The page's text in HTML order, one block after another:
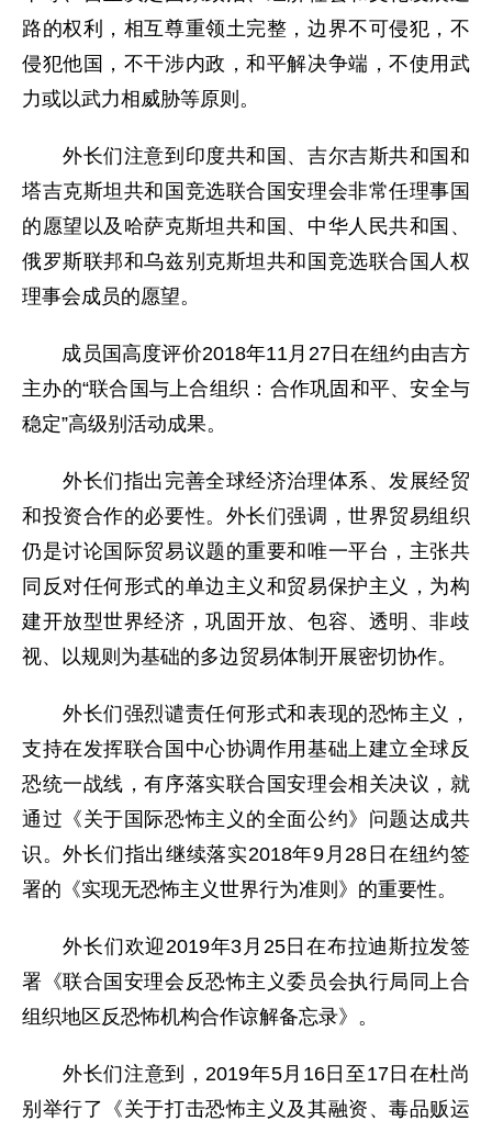
路的权利，相互尊重领土完整，边界不可侵犯，不
侵犯他国，不干涉内政，和平解决争端，不使用武
力或以武力相威胁等原则。
外长们注意到印度共和国、吉尔吉斯共和国和
塔吉克斯坦共和国竞选联合国安理会非常任理事国
的愿望以及哈萨克斯坦共和国、中华人民共和国、
俄罗斯联邦和乌兹别克斯坦共和国竞选联合国人权
理事会成员的愿望。
成员国高度评价2018年11月27日在纽约由吉方
主办的“联合国与上合组织：合作巩固和平、安全与
稳定”高级别活动成果。
外长们指出完善全球经济治理体系、发展经贸
和投资合作的必要性。外长们强调，世界贸易组织
仍是讨论国际贸易议题的重要和唯一平台，主张共
同反对任何形式的单边主义和贸易保护主义，为构
建开放型世界经济，巩固开放、包容、透明、非歧
视、以规则为基础的多边贸易体制开展密切协作。
外长们强烈谴责任何形式和表现的恐怖主义，
支持在发挥联合国中心协调作用基础上建立全球反
恐统一战线，有序落实联合国安理会相关决议，就
通过《关于国际恐怖主义的全面公约》问题达成共
识。外长们指出继续落实2018年9月28日在纽约签
署的《实现无恐怖主义世界行为准则》的重要性。
外长们欢迎2019年3月25日在布拉迪斯拉发签
署《联合国安理会反恐怖主义委员会执行局同上合
组织地区反恐怖机构合作谅解备忘录》。
外长们注意到，2019年5月16日至17日在杜尚
别举行了《关于打击恐怖主义及其融资、毒品贩运